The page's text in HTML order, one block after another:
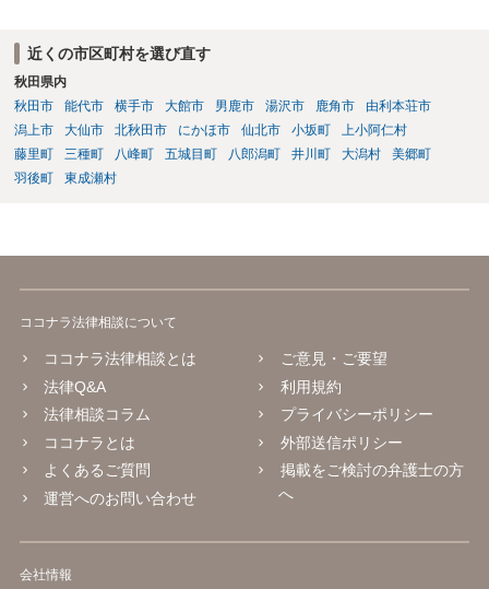
近くの市区町村を選び直す
秋田県内
秋田市
能代市 横手市 大館市 男鹿市 湯沢市 鹿角市
由利本荘市
潟上市
大仙市 北秋田市 にかほ市 仙北市 小坂町
上小阿仁村
藤里町
三種町 八峰町 五城目町 八郎潟町 井川町 大潟村
美郷町
羽後町
東成瀬村
ココナラ法律相談について
ココナラ法律相談とは
法律Q&A
法律相談コラム
ココナラとは
よくあるご質問
運営へのお問い合わせ
ご意見・ご要望
利用規約
プライバシーポリシー
外部送信ポリシー
掲載をご検討の弁護士の方
へ
会社情報